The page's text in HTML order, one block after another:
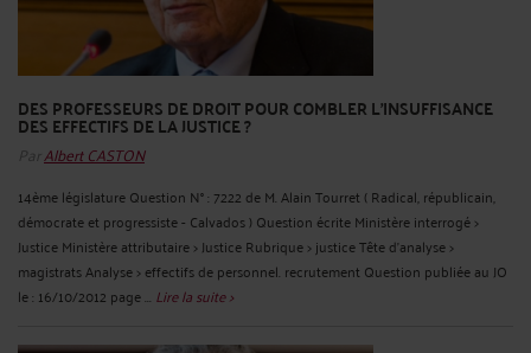
DES PROFESSEURS DE DROIT POUR COMBLER L'INSUFFISANCE
DES EFFECTIFS DE LA JUSTICE ?
ParAlbert CASTON
14ème législature Question N° : 7222 de M. Alain Tourret ( Radical, républicain,
démocrate et progressiste - Calvados ) Question écrite Ministère interrogé >
Justice Ministère attributaire > Justice Rubrique > justice Tête d'analyse >
magistrats Analyse > effectifs de personnel. recrutement Question publiée au JO
le : 16/10/2012 page ... Lire la suite >